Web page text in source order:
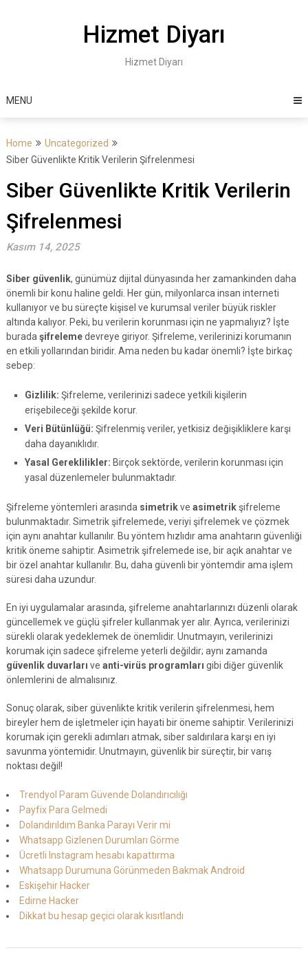
Hizmet Diyarı
Hizmet Diyarı
MENU
Home
Uncategorized
Siber Güvenlikte Kritik Verilerin Şifrelenmesi
Siber Güvenlikte Kritik Verilerin
Şifrelenmesi
Kasım 14, 2025
Siber güvenlik, günümüz dijital dünyasında her zamankinden daha
önemli bir konu haline geldi. Her gün, milyonlarca insan interneti
kullanıyor ve bu süreçte kişisel ve kurumsal veriler büyük riskler
altında kalıyor. Peki, bu verilerin korunması için ne yapmalıyız? İşte
burada şifrelemedevreye giriyor. Şifreleme, verilerinizi korumanın
en etkili yollarından biridir. Ama neden bu kadar önemli? İşte birkaç
sebep:
Gizlilik: Şifreleme, verilerinizi sadece yetkili kişilerin
erişebileceği şekilde korur.
Veri Bütünlüğü: Şifrelenmiş veriler, yetkisiz değişikliklere karşı
daha dayanıklıdır.
Yasal Gereklilikler: Birçok sektörde, verilerin korunması için
yasal düzenlemeler bulunmaktadır.
Şifreleme yöntemleri arasında simetrikve asimetrikşifreleme
bulunmaktadır. Simetrik şifrelemede, veriyi şifrelemek ve çözmek
için aynı anahtar kullanılır. Bu yöntem hızlıdır ama anahtarın güvenliği
kritik öneme sahiptir. Asimetrik şifrelemede ise, bir açık anahtar ve
bir özel anahtar kullanılır. Bu, daha güvenli bir yöntemdir ama işlem
süresi daha uzundur.
En iyi uygulamalar arasında, şifreleme anahtarlarınızı düzenli olarak
güncellemek ve güçlü şifreler kullanmak yer alır. Ayrıca, verilerinizi
sürekli olarak yedeklemek de önemlidir. Unutmayın, verilerinizi
korumak için sadece şifreleme yeterli değildir; aynı zamanda
güvenlik duvarları ve anti-virüs programları gibi diğer güvenlik
önlemlerini de almalısınız.
Sonuç olarak, siber güvenlikte kritik verilerin şifrelenmesi, hem
bireyler hem de işletmeler için hayati bir öneme sahiptir. Verilerinizi
korumak için gerekli adımları atmak, siber saldırılara karşı en iyi
savunma yöntemidir. Unutmayın, güvenlik bir süreçtir, bir varış
noktası değil!
Trendyol Param Güvende Dolandırıcılığı
Payfix Para Gelmedi
Dolandırıldım Banka Parayı Verir mi
Whatsapp Gizlenen Durumları Görme
Ücretli Instagram hesabı kapattırma
Whatsapp Durumuna Görünmeden Bakmak Android
Eskişehir Hacker
Edirne Hacker
Dikkat bu hesap geçici olarak kısıtlandı